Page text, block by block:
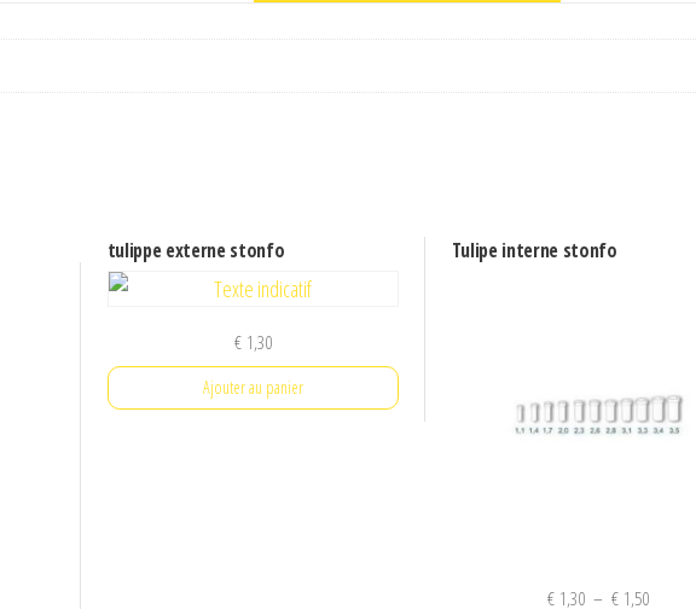
tulippe externe stonfo
€ 1,30
Ajouter au panier
Tulipe interne stonfo
€1,30 – €1,50Plage